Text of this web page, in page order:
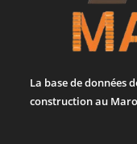
La base de données
construction au